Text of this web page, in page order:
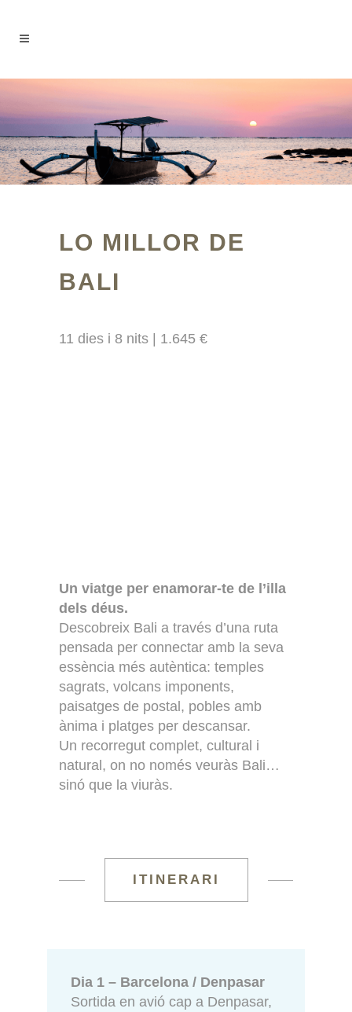
LO MILLOR DE
BALI
11 dies i 8 nits | 1.645 €
Un viatge per enamorar-te de l’illa
dels déus.
Descobreix Bali a través d’una ruta
pensada per connectar amb la seva
essència més autèntica: temples
sagrats, volcans imponents,
paisatges de postal, pobles amb
ànima i platges per descansar.
Un recorregut complet, cultural i
natural, on no només veuràs Bali…
sinó que la viuràs.
ITINERARI
Dia 1 – Barcelona / Denpasar
Sortida en avió cap a Denpasar,